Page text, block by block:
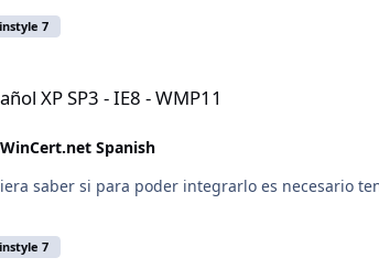
7
XP SP3 - IE8 - WMP11
WinCert.net Spanish
saber si para poder integrarlo es necesario
7